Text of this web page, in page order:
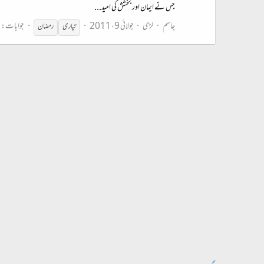
جس نے ایمان اور بخشش کی امید...
جاسم لڑی جولائی 9، 2011 تیاری رمضان جوابات: 7